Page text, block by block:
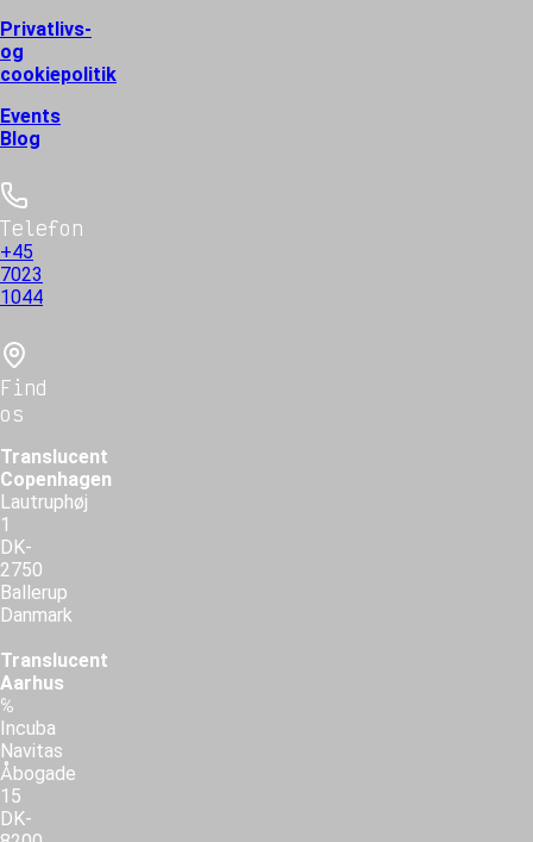
Privatlivs-
og
cookiepolitik
Events
Blog
Telefon
+45
7023
1044
Find
os
Translucent
Copenhagen
Lautruphøj
1
DK-
2750
Ballerup
Danmark
Translucent
Aarhus
℅
Incuba
Navitas
Åbogade
15
DK-